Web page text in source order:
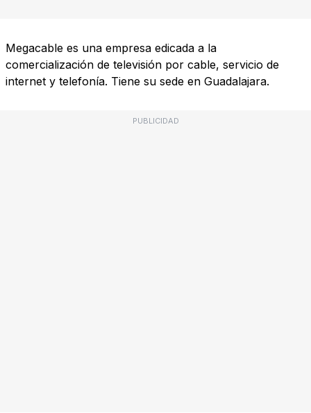
Megacable es una empresa edicada a la
comercialización de televisión por cable, servicio de
internet y telefonía. Tiene su sede en Guadalajara.
PUBLICIDAD